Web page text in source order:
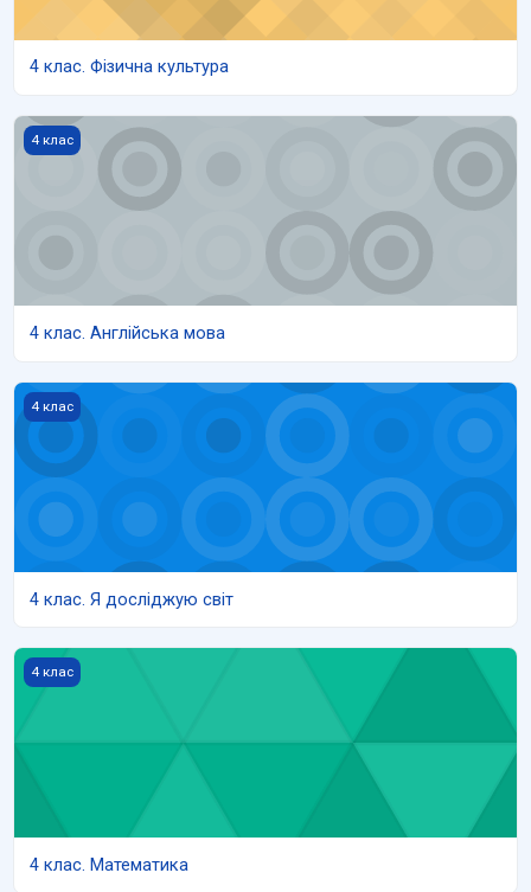
4 клас. Фізична культура
4 клас. Англійська мова
4 клас
4 клас. Англійська мова
4 клас. Я досліджую світ
4 клас
4 клас. Я досліджую світ
4 клас. Математика
4 клас
4 клас. Математика